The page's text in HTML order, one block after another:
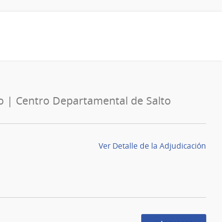
| Centro Departamental de Salto
Ver Detalle de la Adjudicación